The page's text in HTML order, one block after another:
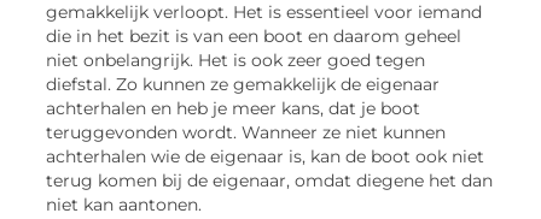
gemakkelijk verloopt. Het is essentieel voor iemand
die in het bezit is van een boot en daarom geheel
niet onbelangrijk. Het is ook zeer goed tegen
diefstal. Zo kunnen ze gemakkelijk de eigenaar
achterhalen en heb je meer kans, dat je boot
teruggevonden wordt. Wanneer ze niet kunnen
achterhalen wie de eigenaar is, kan de boot ook niet
terug komen bij de eigenaar, omdat diegene het dan
niet kan aantonen.